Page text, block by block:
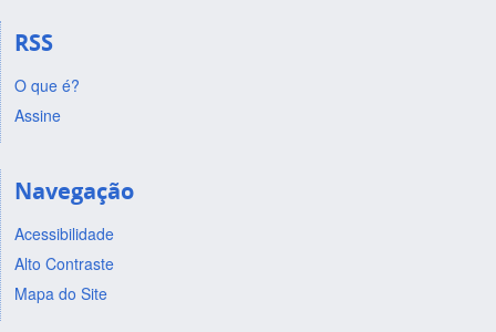
RSS
O que é?
Assine
Navegação
Acessibilidade
Alto Contraste
Mapa do Site